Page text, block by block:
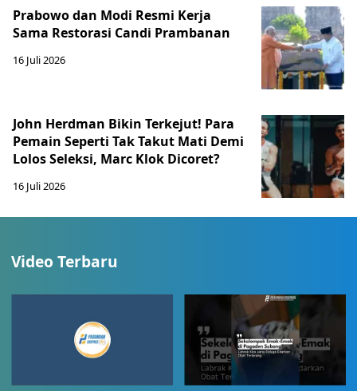
Prabowo dan Modi Resmi Kerja
Sama Restorasi Candi Prambanan
16 Juli 2026
John Herdman Bikin Terkejut! Para
Pemain Seperti Tak Takut Mati Demi
Lolos Seleksi, Marc Klok Dicoret?
16 Juli 2026
Video Terbaru